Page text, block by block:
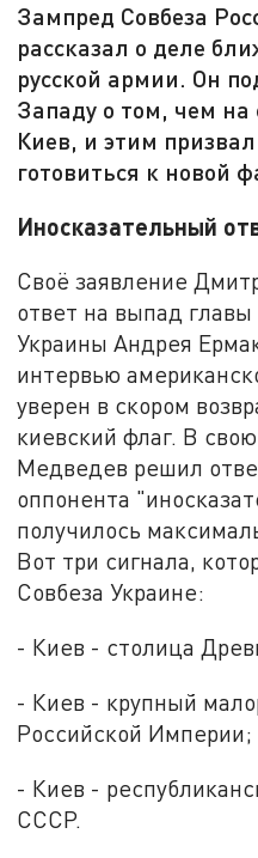
Зампред Совбеза
рассказал о деле
русской армии. Он
Западу о том, чем на
Киев, и этим
готовиться к новой
Иносказательный
Своё заявление
ответ на выпад
Украины Андрея
интервью
уверен в скором
киевский флаг. В
Медведев решил
оппонента
получилось
Вот три сигнала,
Совбеза Украине:
- Киев - столица
- Киев - крупный
Российской Империи;
- Киев -
СССР.